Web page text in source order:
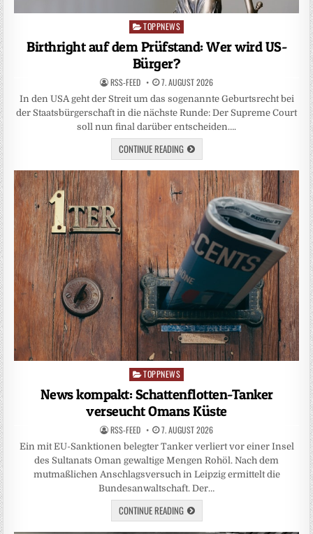
Posted
TOPPNEWS
Birthright auf dem Prüfstand: Wer wird US-
Bürger?
RSS-FEED 7. AUGUST 2026
In den USA geht der Streit um das sogenannte Geburtsrecht bei
der Staatsbürgerschaft in die nächste Runde: Der Supreme Court
soll nun final darüber entscheiden….
CONTINUE READING
Posted
in
TOPPNEWS
News kompakt: Schattenflotten-Tanker
verseucht Omans Küste
RSS-FEED 7. AUGUST 2026
Ein mit EU-Sanktionen belegter Tanker verliert vor einer Insel
des Sultanats Oman gewaltige Mengen Rohöl. Nach dem
mutmaßlichen Anschlagsversuch in Leipzig ermittelt die
Bundesanwaltschaft. Der…
CONTINUE READING